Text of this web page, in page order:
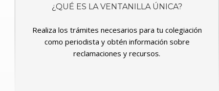
¿QUÉ ES LA VENTANILLA ÚNICA?
Realiza los trámites necesarios para tu colegiación
como periodista y obtén información sobre
reclamaciones y recursos.